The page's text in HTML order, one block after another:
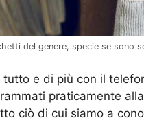
del genere, specie se sono
tutto e di più con il
praticamente
ciò di cui siamo a